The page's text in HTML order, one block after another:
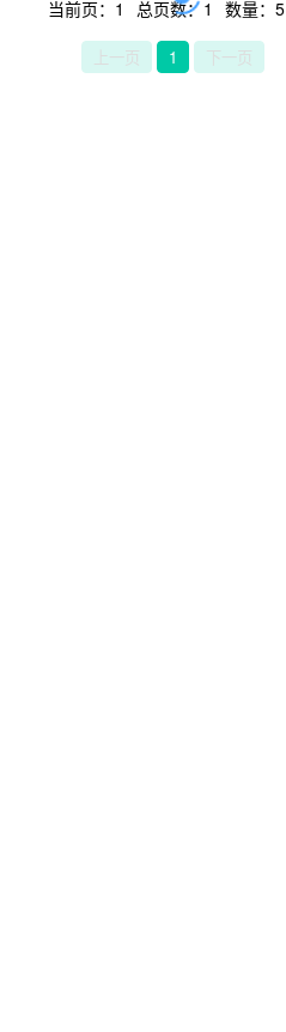
当前页：1 总页数：1 数量：5
上一页 1 下一页